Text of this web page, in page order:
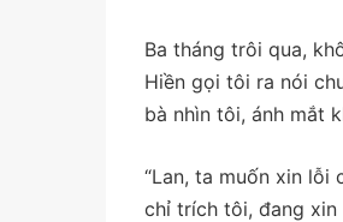
Ba tháng trôi qua,
Hiền gọi tôi ra nói
bà nhìn tôi, ánh mắt
“Lan, ta muốn xin lỗi
chỉ trích tôi, đang xin